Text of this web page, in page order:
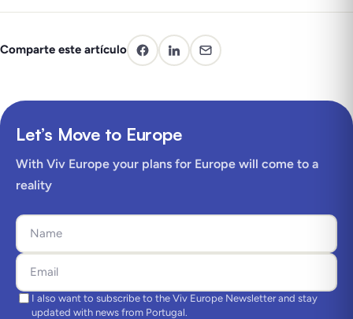
Comparte este artículo
Let’s Move to Europe
With Viv Europe your plans for Europe will come to a
reality
I also want to subscribe to the Viv Europe Newsletter and stay
updated with news from Portugal.